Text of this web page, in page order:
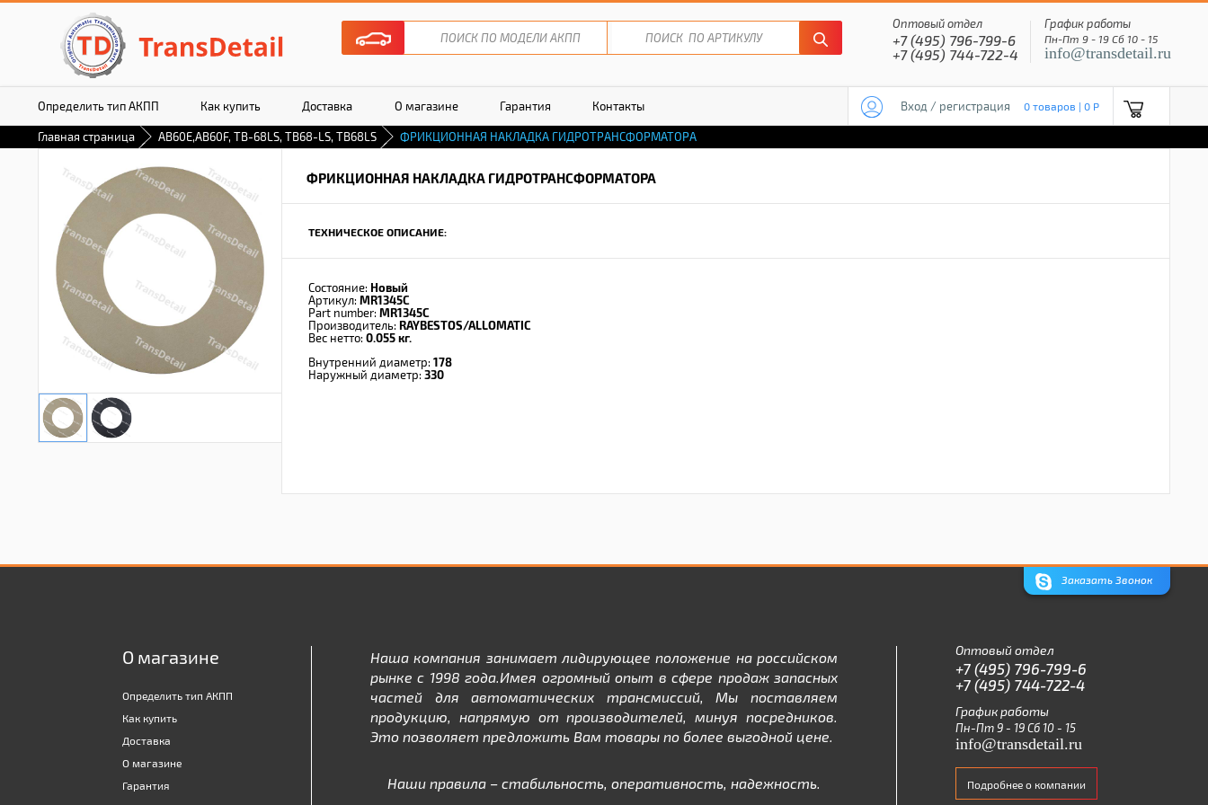
Оптовый отдел
+7 (495) 796-799-6
+7 (495) 744-722-4
График работы
Пн-Пт 9 - 19 Сб 10 - 15
info@transdetail.ru
Определить тип АКПП Как купить Доставка О магазине Гарантия Контакты Вход / регистрация 0 товаров | 0 P
Главная страница AB60E,AB60F, TB-68LS, TB68-LS, TB68LS ФРИКЦИОННАЯ НАКЛАДКА ГИДРОТРАНСФОРМАТОРА
ФРИКЦИОННАЯ НАКЛАДКА ГИДРОТРАНСФОРМАТОРА
ТЕХНИЧЕСКОЕ ОПИСАНИЕ:
Состояние: Новый
Артикул: MR1345C
Part number: MR1345C
Производитель: RAYBESTOS/ALLOMATIC
Вес нетто: 0.055 кг.
Внутренний диаметр: 178
Наружный диаметр:330
Заказать Звонок
О магазине
Определить тип АКПП
Как купить
Доставка
О магазине
Гарантия
Наша компания занимает лидирующее положение на российском
рынке с 1998 года.Имея огромный опыт в сфере продаж запасных
частей для автоматических трансмиссий, Мы поставляем
продукцию, напрямую от производителей, минуя посредников.
Это позволяет предложить Вам товары по более выгодной цене.
Наши правила – стабильность, оперативность, надежность.
Оптовый отдел
+7 (495) 796-799-6
+7 (495) 744-722-4
График работы
Пн-Пт 9 - 19 Сб 10 - 15
info@transdetail.ru
Подробнее о компании